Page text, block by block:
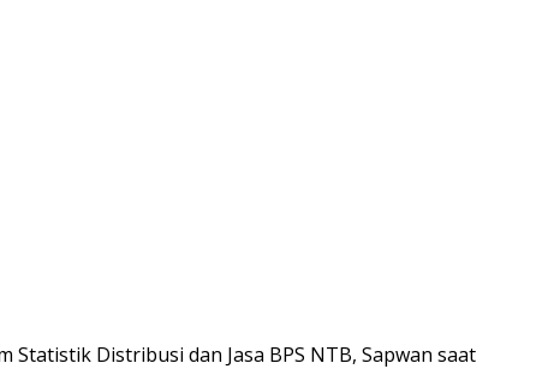
Statistik Distribusi dan Jasa BPS NTB, Sapwan saat